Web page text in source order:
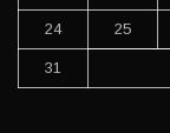
24 25
31